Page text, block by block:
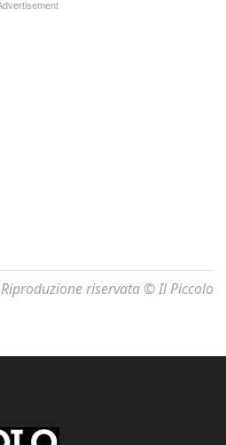
Riproduzione riservata © Il Piccolo